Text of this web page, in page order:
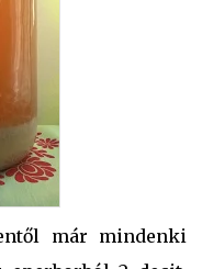
már mindenki